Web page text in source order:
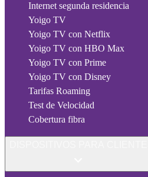
Internet segunda residencia
Yoigo TV
Yoigo TV con Netflix
Yoigo TV con HBO Max
Yoigo TV con Prime
Yoigo TV con Disney
Tarifas Roaming
Test de Velocidad
Cobertura fibra